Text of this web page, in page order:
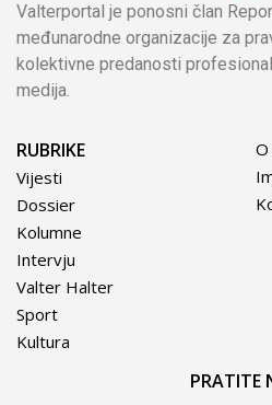
Valterportal je ponosni član
međunarodne organizacije za
kolektivne predanosti
medija.
RUBRIKE
Vijesti
Dossier
Kolumne
Intervju
Valter Halter
Sport
Kultura
PRATITE